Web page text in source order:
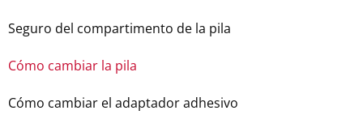
Seguro del compartimento de la pila
Cómo cambiar la pila
Cómo cambiar el adaptador adhesivo